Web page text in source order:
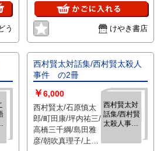
う
と表示されています。「日本の古
本屋」は６段階の「状態」表記が
必須となりましたが、当店の扱う
商品の特質上、状態の簡易な区分
為、状態欄の「中古品（並）」と
いう表現は考慮にいれないで下さ
い。痛みなどの瑕疵につきまして
は、解説欄等をご参考にして下さ
い。状態表記の無いものは特に問
題なく良好とお考え下さい。:
けやき書店
西村賢太対話集/西村賢太殺人
事件 の2冊
西村賢太対
話集/西村賢
太殺人事
￥6,000
西村賢太/石原慎太
郎/町田康/坪内祐三/
高橋三千綱/島田雅
彦/朝吹真理子/上原